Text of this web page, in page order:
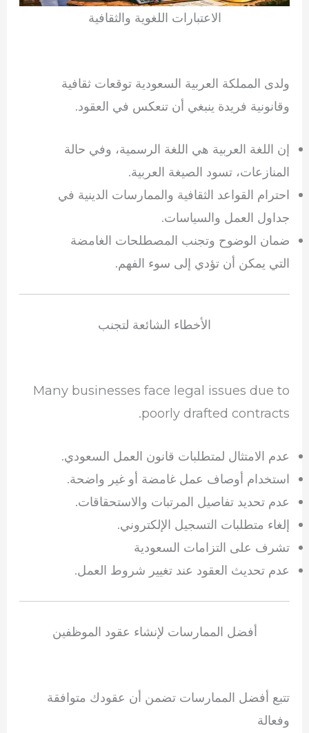
الاعتبارات اللغوية والثقافية
ولدى المملكة العربية السعودية توقعات ثقافية
وقانونية فريدة ينبغي أن تنعكس في العقود.
إن اللغة العربية هي اللغة الرسمية، وفي حالة
المنازعات، تسود الصيغة العربية.
احترام القواعد الثقافية والممارسات الدينية في
جداول العمل والسياسات.
ضمان الوضوح وتجنب المصطلحات الغامضة
التي يمكن أن تؤدي إلى سوء الفهم.
الأخطاء الشائعة لتجنب
Many businesses face legal issues due to
poorly drafted contracts.
عدم الامتثال لمتطلبات قانون العمل السعودي.
استخدام أوصاف عمل غامضة أو غير واضحة.
عدم تحديد تفاصيل المرتبات والاستحقاقات.
إلغاء متطلبات التسجيل الإلكتروني.
تشرف على التزامات السعودية
عدم تحديث العقود عند تغيير شروط العمل.
أفضل الممارسات لإنشاء عقود الموظفين
تتبع أفضل الممارسات تضمن أن عقودك متوافقة
وفعالة